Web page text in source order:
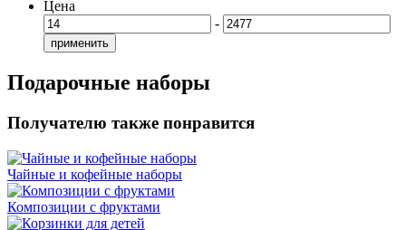
Цена
-
применить
Подарочные наборы
Получателю также понравится
Чайные и кофейные наборы
Композиции с фруктами